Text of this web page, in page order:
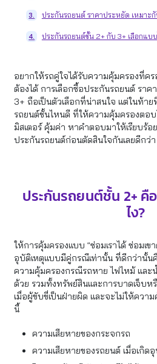
3. ประกันรถยนต์ ราคาประหยัด เหมาะ
4. ประกันรถยนต์ชั้น 2+ กับ 3+ เลือกแบ
อยากให้รถคู่ใจได้รับความคุ้มครองที่ค
ต้องได้ การเลือกซื้อประกันรถยนต์ รา
3+ ถือเป็นตัวเลือกที่น่าสนใจ แต่ในท้า
รถยนต์ชั้นไหนดี ที่ให้ความคุ้มครองตอ
มิสเตอร์ คุ้มค่า หาคำตอบมาให้เรียบร้อ
ประกันรถยนต์ก่อนตัดสินใจกันเลยดีกว่า
ประกันรถยนต์ชั้น 2+ คื
ไง?
ให้การคุ้มครองแบบ “ซ่อมเราได้ ซ่อมเข
อุบัติเหตุแบบมีคู่กรณีเท่านั้น ที่ดีกว่านั้น
ความคุ้มครองกรณีรถหาย ไฟไหม้ แล
ด้วย รวมทั้งทรัพย์สินและการบาดเจ็บห
เมื่อผู้ขับขี่เป็นฝ่ายผิด และจะไม่ให้ควา
นี้
ความเสียหายของกระจกรถ
ความเสียหายของรถยนต์ เมื่อเกิ